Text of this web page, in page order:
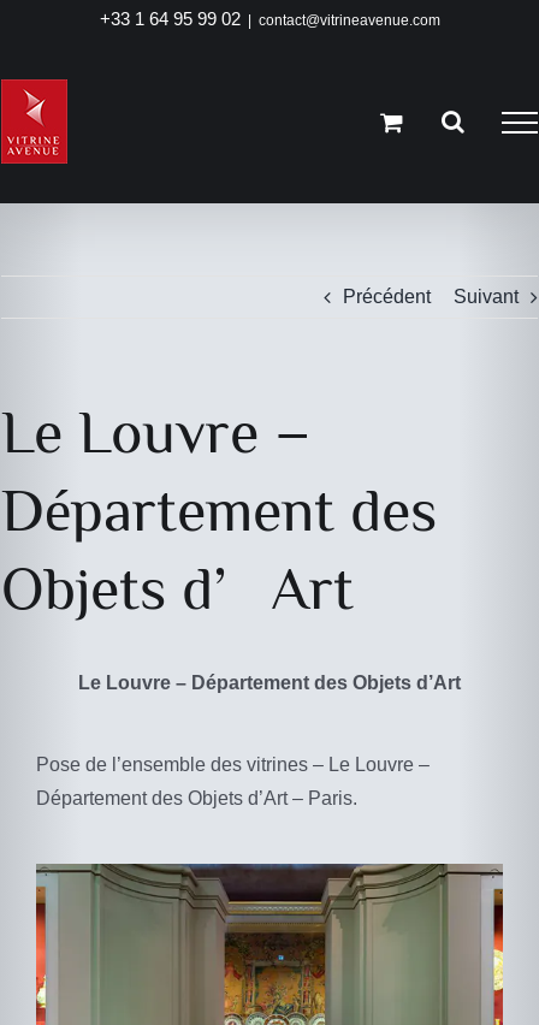
contenu
+33 1 64 95 99 02 contact@vitrineavenue.com
Précédent Suivant
Le Louvre –
Département des
Objets d’Art
Le Louvre – Département des Objets d’Art
Pose de l’ensemble des vitrines – Le Louvre –
Département des Objets d’Art – Paris.